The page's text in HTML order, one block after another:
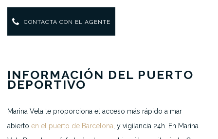
CONTACTA CON EL AGENTE
INFORMACIÓN DEL PUERTO
DEPORTIVO
Marina Vela te proporciona el acceso más rápido a mar
abierto en el puerto de Barcelona , y vigilancia 24h. En Marina